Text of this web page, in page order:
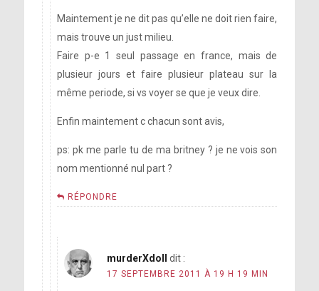
Maintement je ne dit pas qu’elle ne doit rien faire,
mais trouve un just milieu.
Faire p-e 1 seul passage en france, mais de
plusieur jours et faire plusieur plateau sur la
même periode, si vs voyer se que je veux dire.
Enfin maintement c chacun sont avis,
ps: pk me parle tu de ma britney ? je ne vois son
nom mentionné nul part ?
RÉPONDRE
murderXdoll dit :
17 SEPTEMBRE 2011 À 19 H 19 MIN